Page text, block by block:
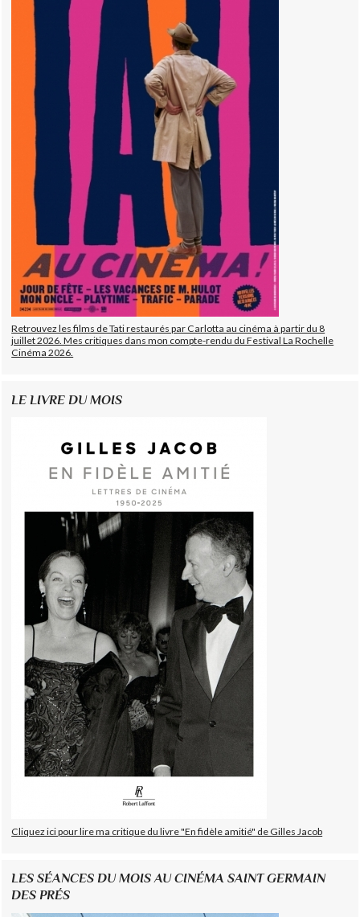
Retrouvez les films de Tati restaurés par Carlotta au cinéma à partir du 8
juillet 2026. Mes critiques dans mon compte-rendu du Festival La Rochelle
Cinéma 2026.
LE LIVRE DU MOIS
Cliquez ici pour lire ma critique du livre "En fidèle amitié" de Gilles Jacob
LES SÉANCES DU MOIS AU CINÉMA SAINT GERMAIN
DES PRÉS